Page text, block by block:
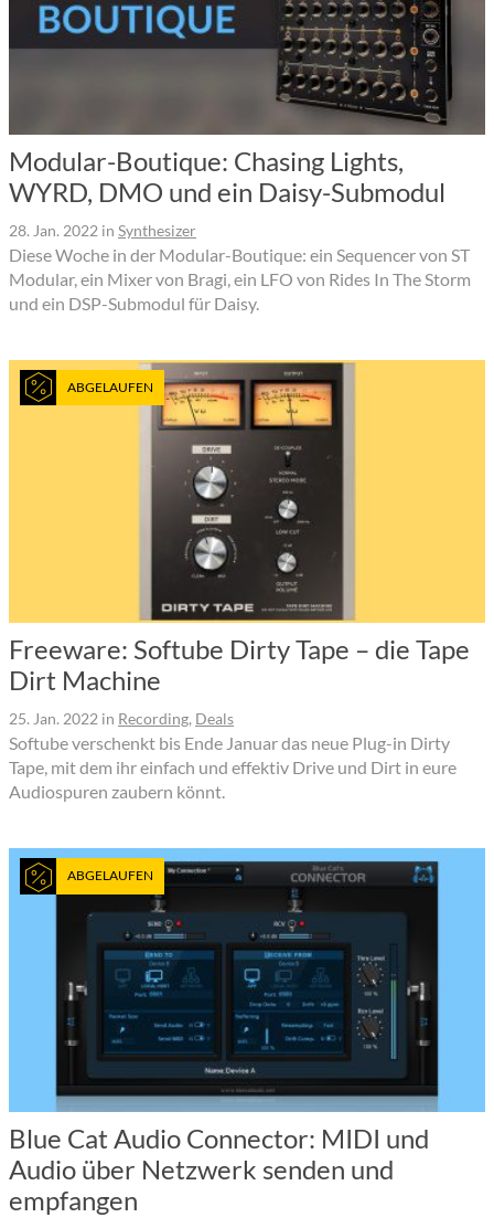
Modular-Boutique: Chasing Lights,
WYRD, DMO und ein Daisy-Submodul
28. Jan. 2022 in Synthesizer
Diese Woche in der Modular-Boutique: ein Sequencer von ST
Modular, ein Mixer von Bragi, ein LFO von Rides In The Storm
und ein DSP-Submodul für Daisy.
ABGELAUFEN
Freeware: Softube Dirty Tape – die Tape
Dirt Machine
25. Jan. 2022 in Recording, Deals
Softube verschenkt bis Ende Januar das neue Plug-in Dirty
Tape, mit dem ihr einfach und effektiv Drive und Dirt in eure
Audiospuren zaubern könnt.
ABGELAUFEN
Blue Cat Audio Connector: MIDI und
Audio über Netzwerk senden und
empfangen